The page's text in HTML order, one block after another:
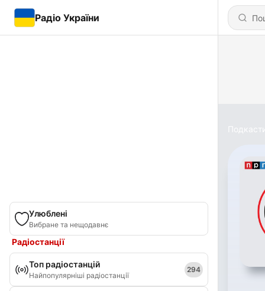
Радіо України
Улюблені
Вибране та нещодавнє
Радіостанції
Топ радіостанцій
Найпопулярніші радіостанції
294